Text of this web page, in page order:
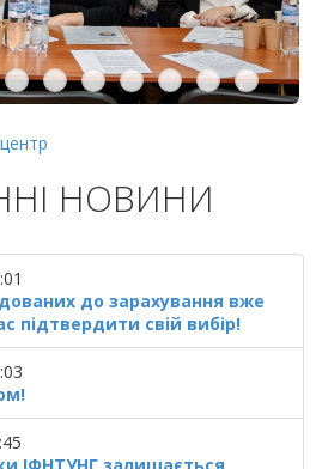
НОВИНИ
до зарахування вже
підтвердити свій вибір!
ІФНТУНГ залишається